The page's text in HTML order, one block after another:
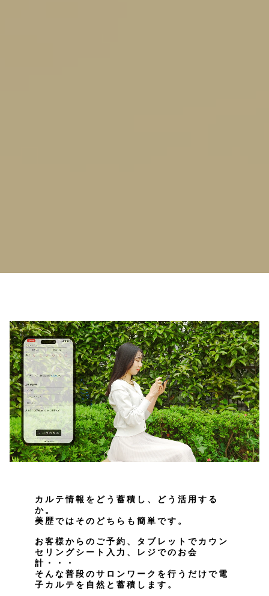
カルテ情報をどう蓄積し、どう活用する
か。
美歴ではそのどちらも簡単です。
お客様からのご予約、タブレットでカウン
セリングシート入力、レジでのお会
計・・・
そんな普段のサロンワークを行うだけで電
子カルテを自然と蓄積します。